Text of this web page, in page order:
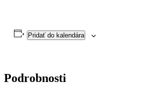
Pridať do kalendára
Podrobnosti